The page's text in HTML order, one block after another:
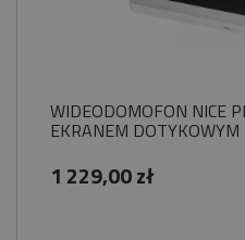
WIDEODOMOFON NICE
EKRANEM DOTYKOWYM
1 229,00 zł